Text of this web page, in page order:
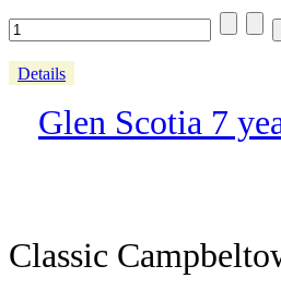
Details
Glen Scotia 7
Classic